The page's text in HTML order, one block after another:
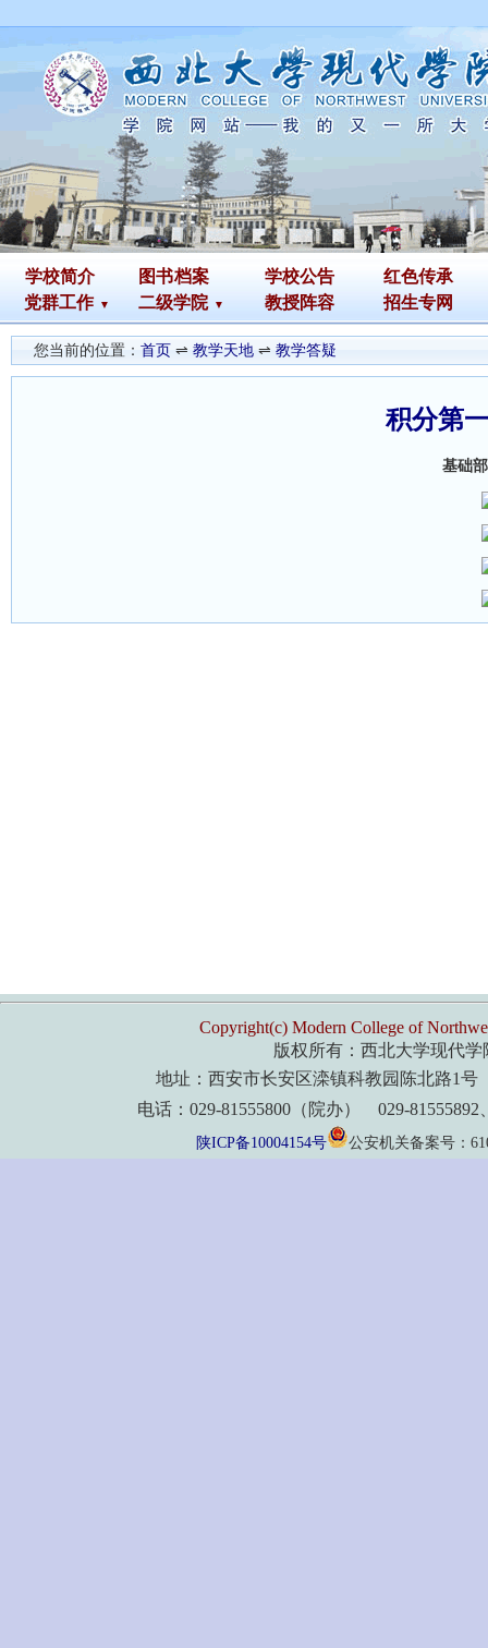
学校简介 图书档案 学校公告
红色传承
党群工作
二级学院 教授阵容 招生专网
您当前的位置： 首页 ⇌ 教学天地 ⇌ 教学答疑
积分第
基础
Copyright(c) Modern College of
版权所有：西北大学现代学
地址：西安市长安区滦镇科教园陈北路1
电话：029-81555800（院办） 029-81555892
陕ICP备10004154号 公安机关备案号：